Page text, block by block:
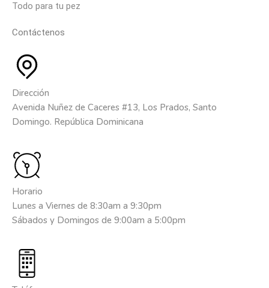
Todo para tu pez
Contáctenos
Dirección
Avenida Nuñez de Caceres #13, Los Prados, Santo
Domingo. República Dominicana
Horario
Lunes a Viernes de 8:30am a 9:30pm
Sábados y Domingos de 9:00am a 5:00pm